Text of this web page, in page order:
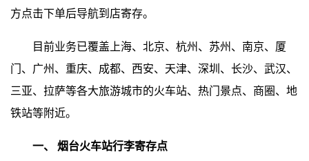
方点击下单后导航到店寄存。
目前业务已覆盖上海、北京、杭州、苏州、南京、厦
门、广州、重庆、成都、西安、天津、深圳、长沙、武汉、
三亚、拉萨等各大旅游城市的火车站、热门景点、商圈、地
铁站等附近。
一、 烟台火车站行李寄存点